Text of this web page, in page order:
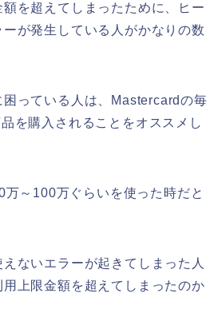
を超えてしまったために、ヒー
が発生している人がかなりの数
っている人は、Mastercardの毎
を購入されることをオススメし
～100万ぐらいを使った時だと
ないエラーが起きてしまった人
上限金額を超えてしまったのか